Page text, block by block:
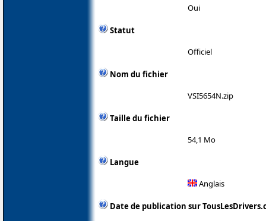
Oui
Statut
Officiel
Nom du fichier
VSI5654N.zip
Taille du fichier
54,1 Mo
Langue
Anglais
Date de publication sur